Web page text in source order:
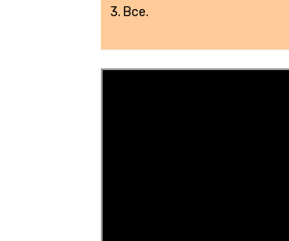
3. Все.